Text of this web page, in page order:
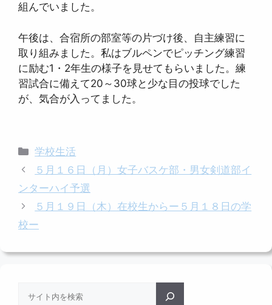
組んでいました。
午後は、合宿所の部室等の片づけ後、自主練習に
取り組みました。私はブルペンでピッチング練習
に励む1・2年生の様子を見せてもらいました。練
習試合に備えて20～30球と少な目の投球でした
が、気合が入ってました。
カ
テ
リ
ー
学校生活
５月１６日（月）女子バスケ部・男女剣道部イ
ンターハイ予選
５月１９日（木）在校生からー５月１８日の学
校ー